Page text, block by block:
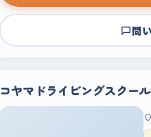
問
コヤマドライビングスクー